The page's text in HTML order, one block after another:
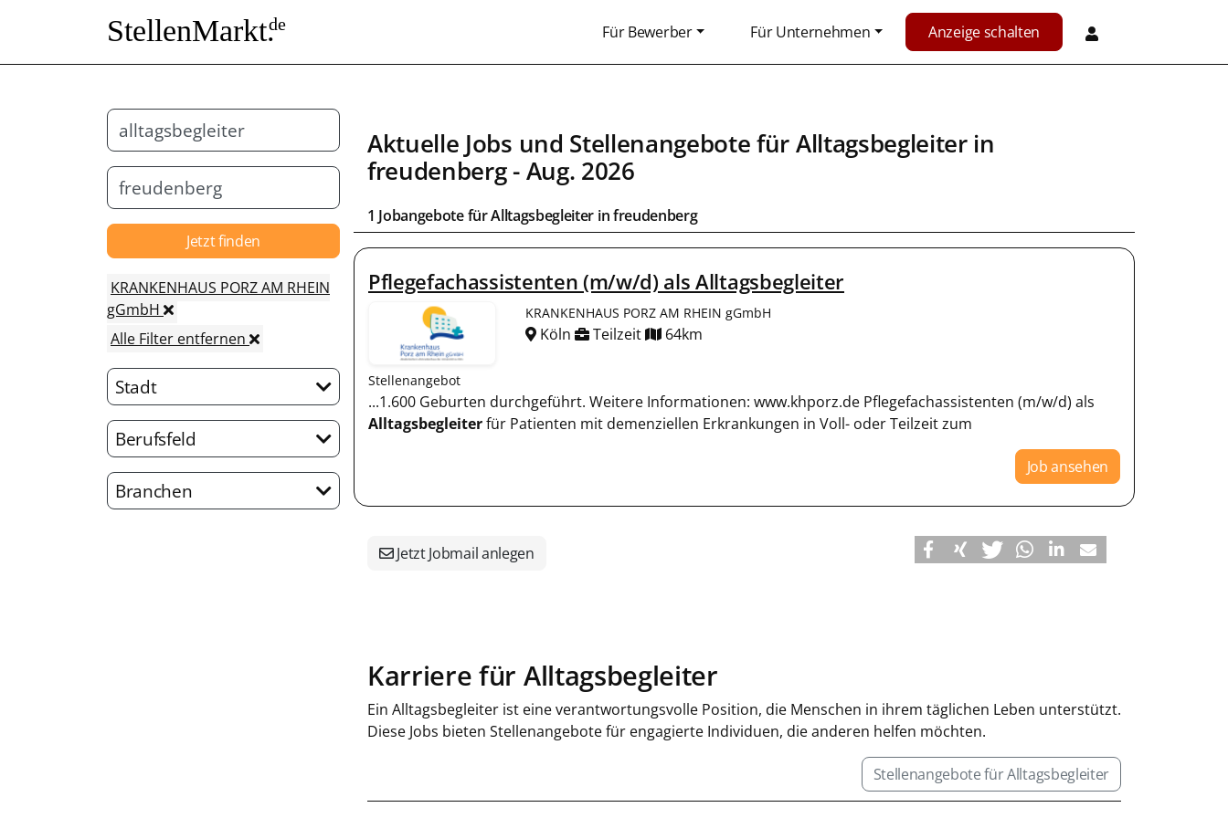
StellenMarkt.de Für Bewerber Für Unternehmen Anzeige schalten
Jetzt finden
KRANKENHAUS PORZ AM RHEIN
gGmbH
Alle Filter entfernen
Stadt
Berufsfeld
Branchen
Aktuelle Jobs und Stellenangebote für Alltagsbegleiterin
freudenberg- Aug. 2026
1 Jobangebote fürAlltagsbegleiter infreudenberg
Pflegefachassistenten (m/w/d) als Alltagsbegleiter
KRANKENHAUS PORZ AM RHEIN gGmbH
Köln Teilzeit 64km
Stellenangebot
...1.600 Geburten durchgeführt. Weitere Informationen: www.khporz.de Pflegefachassistenten (m/w/d) als
Alltagsbegleiterfür Patienten mit demenziellen Erkrankungen in Voll- oder Teilzeit zum
Job ansehen
Jetzt Jobmail anlegen
Karriere für Alltagsbegleiter
Ein Alltagsbegleiter ist eine verantwortungsvolle Position, die Menschen in ihrem täglichen Leben unterstützt.
Diese Jobs bieten Stellenangebote für engagierte Individuen, die anderen helfen möchten.
Stellenangebote für Alltagsbegleiter